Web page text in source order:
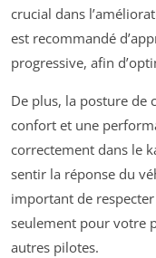
crucial dans
est recommandé
progressive, afin
De plus, la posture de
confort et une
correctement dans le
sentir la réponse du
important de
seulement pour votre
autres pilotes.